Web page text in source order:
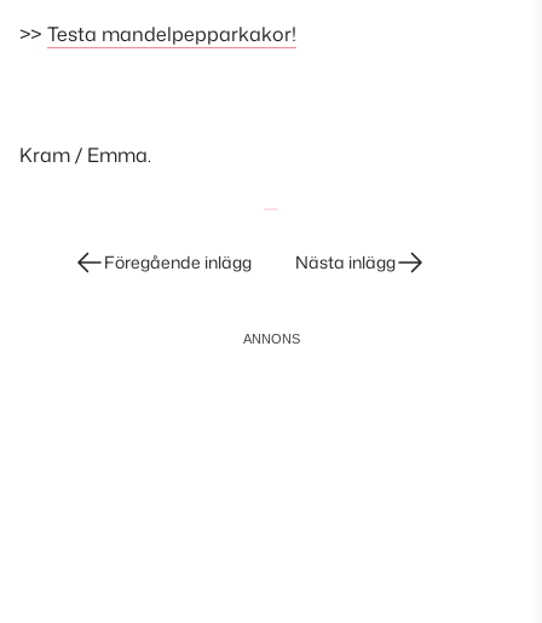
>> Testa mandelpepparkakor!
Kram / Emma.
InläggsnavigeringFöregående inlägg Nästa inlägg